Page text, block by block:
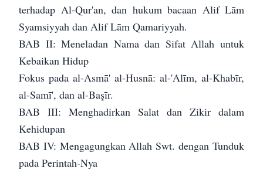
terhadap Al-Qur'an, dan hukum bacaan Alif Lām
Syamsiyyah dan Alif Lām Qamariyyah.
BAB II: Meneladan Nama dan Sifat Allah untuk
Kebaikan Hidup
Fokus pada al-Asmā' al-Husnā: al-'Alīm, al-Khabīr,
al-Samī', dan al-Başīr.
BAB III: Menghadirkan Salat dan Zikir dalam
Kehidupan
BAB IV: Mengagungkan Allah Swt. dengan Tunduk
pada Perintah-Nya